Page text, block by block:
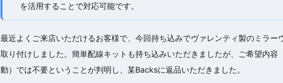
を活用することで対応可能です。
最近よくご来店いただけるお客様で、今回持ち込みでヴァレンティ製のミラー
取り付けしました。簡単配線キットも持ち込みいただきましたが、ご希望内容
動）では不要ということが判明し、某Backsに返品いただきました。